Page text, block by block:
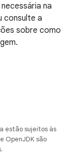
na
consulte a
sobre como
estão sujeitos às
OpenJDK são